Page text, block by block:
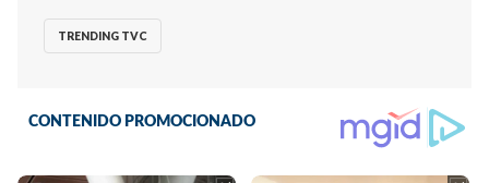
TRENDING TVC